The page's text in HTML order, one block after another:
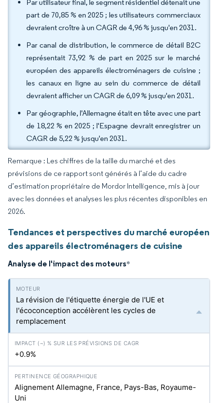
Par utilisateur final, le segment résidentiel détenait une
part de 70,85 % en 2025 ; les utilisateurs commerciaux
devraient croître à un CAGR de 4,96 % jusqu'en 2031.
Par canal de distribution, le commerce de détail B2C
représentait 73,92 % de part en 2025 sur le marché
européen des appareils électroménagers de cuisine ;
les canaux en ligne au sein du commerce de détail
devraient afficher un CAGR de 6,09 % jusqu'en 2031.
Par géographie, l'Allemagne était en tête avec une part
de 18,22 % en 2025 ; l'Espagne devrait enregistrer un
CAGR de 5,22 % jusqu'en 2031.
Remarque : Les chiffres de la taille du marché et des
prévisions de ce rapport sont générés à l’aide du cadre
d’estimation propriétaire de Mordor Intelligence, mis à jour
avec les données et analyses les plus récentes disponibles en
2026.
Tendances et perspectives du marché européen
des appareils électroménagers de cuisine
Analyse de l'impact des moteurs*
La révision de l'étiquette énergie de l'UE et
l'écoconception accélèrent les cycles de
remplacement
+0.9%
Alignement Allemagne, France, Pays-Bas, Royaume-
Uni